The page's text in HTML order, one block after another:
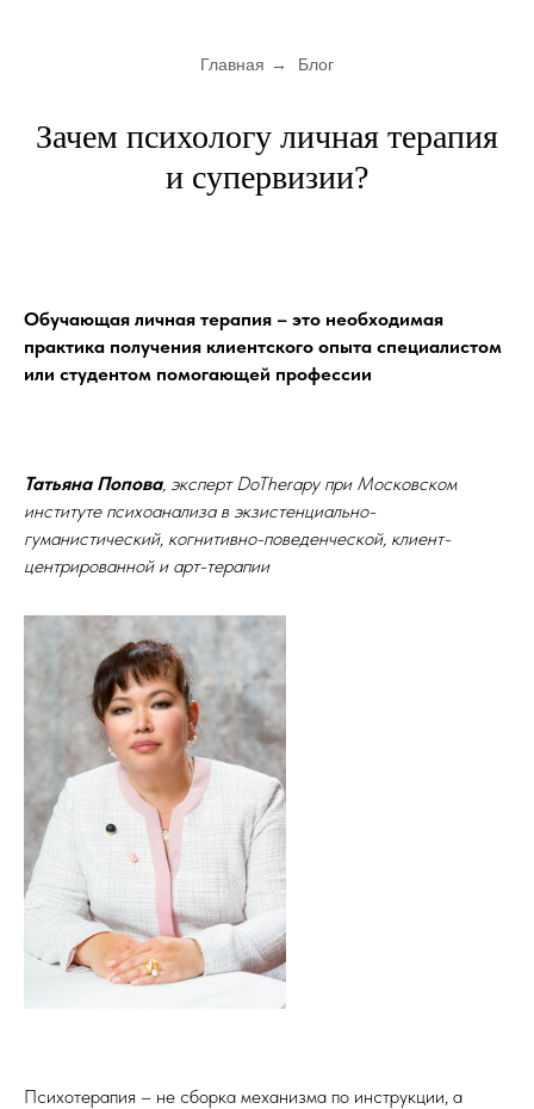
Главная → Блог
Зачем психологу личная терапия
и супервизии?
Обучающая личная терапия – это необходимая
практика получения клиентского опыта специалистом
или студентом помогающей профессии
Татьяна Попова, эксперт DoTherapy при Московском
институте психоанализа в экзистенциально-
гуманистический, когнитивно-поведенческой, клиент-
центрированной и арт-терапии
Психотерапия – не сборка механизма по инструкции, а